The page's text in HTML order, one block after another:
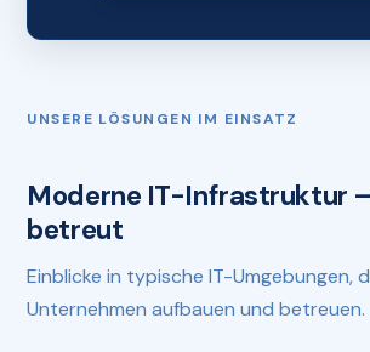
UNSERE LÖSUNGEN IM EINSATZ
Moderne IT-Infrastruktur
betreut
Einblicke in typische IT-Umgebungen,
Unternehmen aufbauen und betreuen.